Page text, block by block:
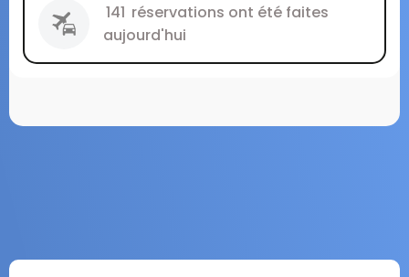
141 réservations ont été faites
aujourd'hui